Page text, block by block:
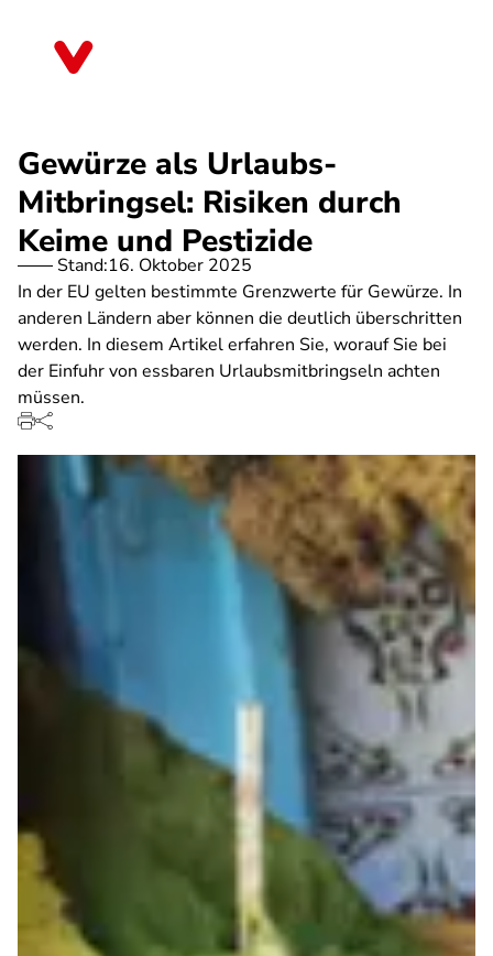
Gewürze als Urlaubs-
Mitbringsel: Risiken durch
Keime und Pestizide
Stand:16. Oktober 2025
In der EU gelten bestimmte Grenzwerte für Gewürze. In
anderen Ländern aber können die deutlich überschritten
werden. In diesem Artikel erfahren Sie, worauf Sie bei
der Einfuhr von essbaren Urlaubsmitbringseln achten
müssen.